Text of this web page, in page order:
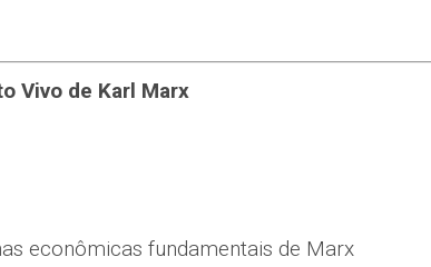
Vivo de Karl Marx
econômicas fundamentais de Marx